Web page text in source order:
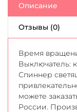
Описание
Отзывы (0)
Время
Выключатель:
Спиннер
можете
России.